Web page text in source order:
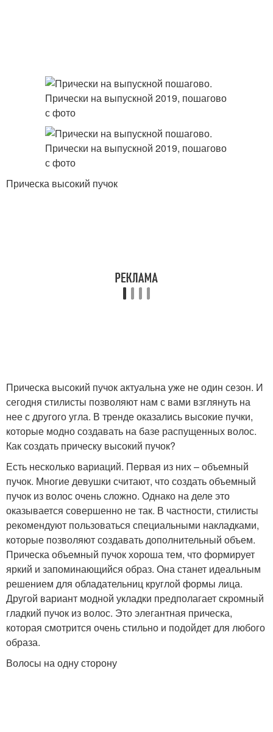
Прическа высокий пучок
Прическа высокий пучок актуальна уже не один сезон. И
сегодня стилисты позволяют нам с вами взглянуть на
нее с другого угла. В тренде оказались высокие пучки,
которые модно создавать на базе распущенных волос.
Как создать прическу высокий пучок?
Есть несколько вариаций. Первая из них – объемный
пучок. Многие девушки считают, что создать объемный
пучок из волос очень сложно. Однако на деле это
оказывается совершенно не так. В частности, стилисты
рекомендуют пользоваться специальными накладками,
которые позволяют создавать дополнительный объем.
Прическа объемный пучок хороша тем, что формирует
яркий и запоминающийся образ. Она станет идеальным
решением для обладательниц круглой формы лица.
Другой вариант модной укладки предполагает скромный
гладкий пучок из волос. Это элегантная прическа,
которая смотрится очень стильно и подойдет для любого
образа.
Волосы на одну сторону